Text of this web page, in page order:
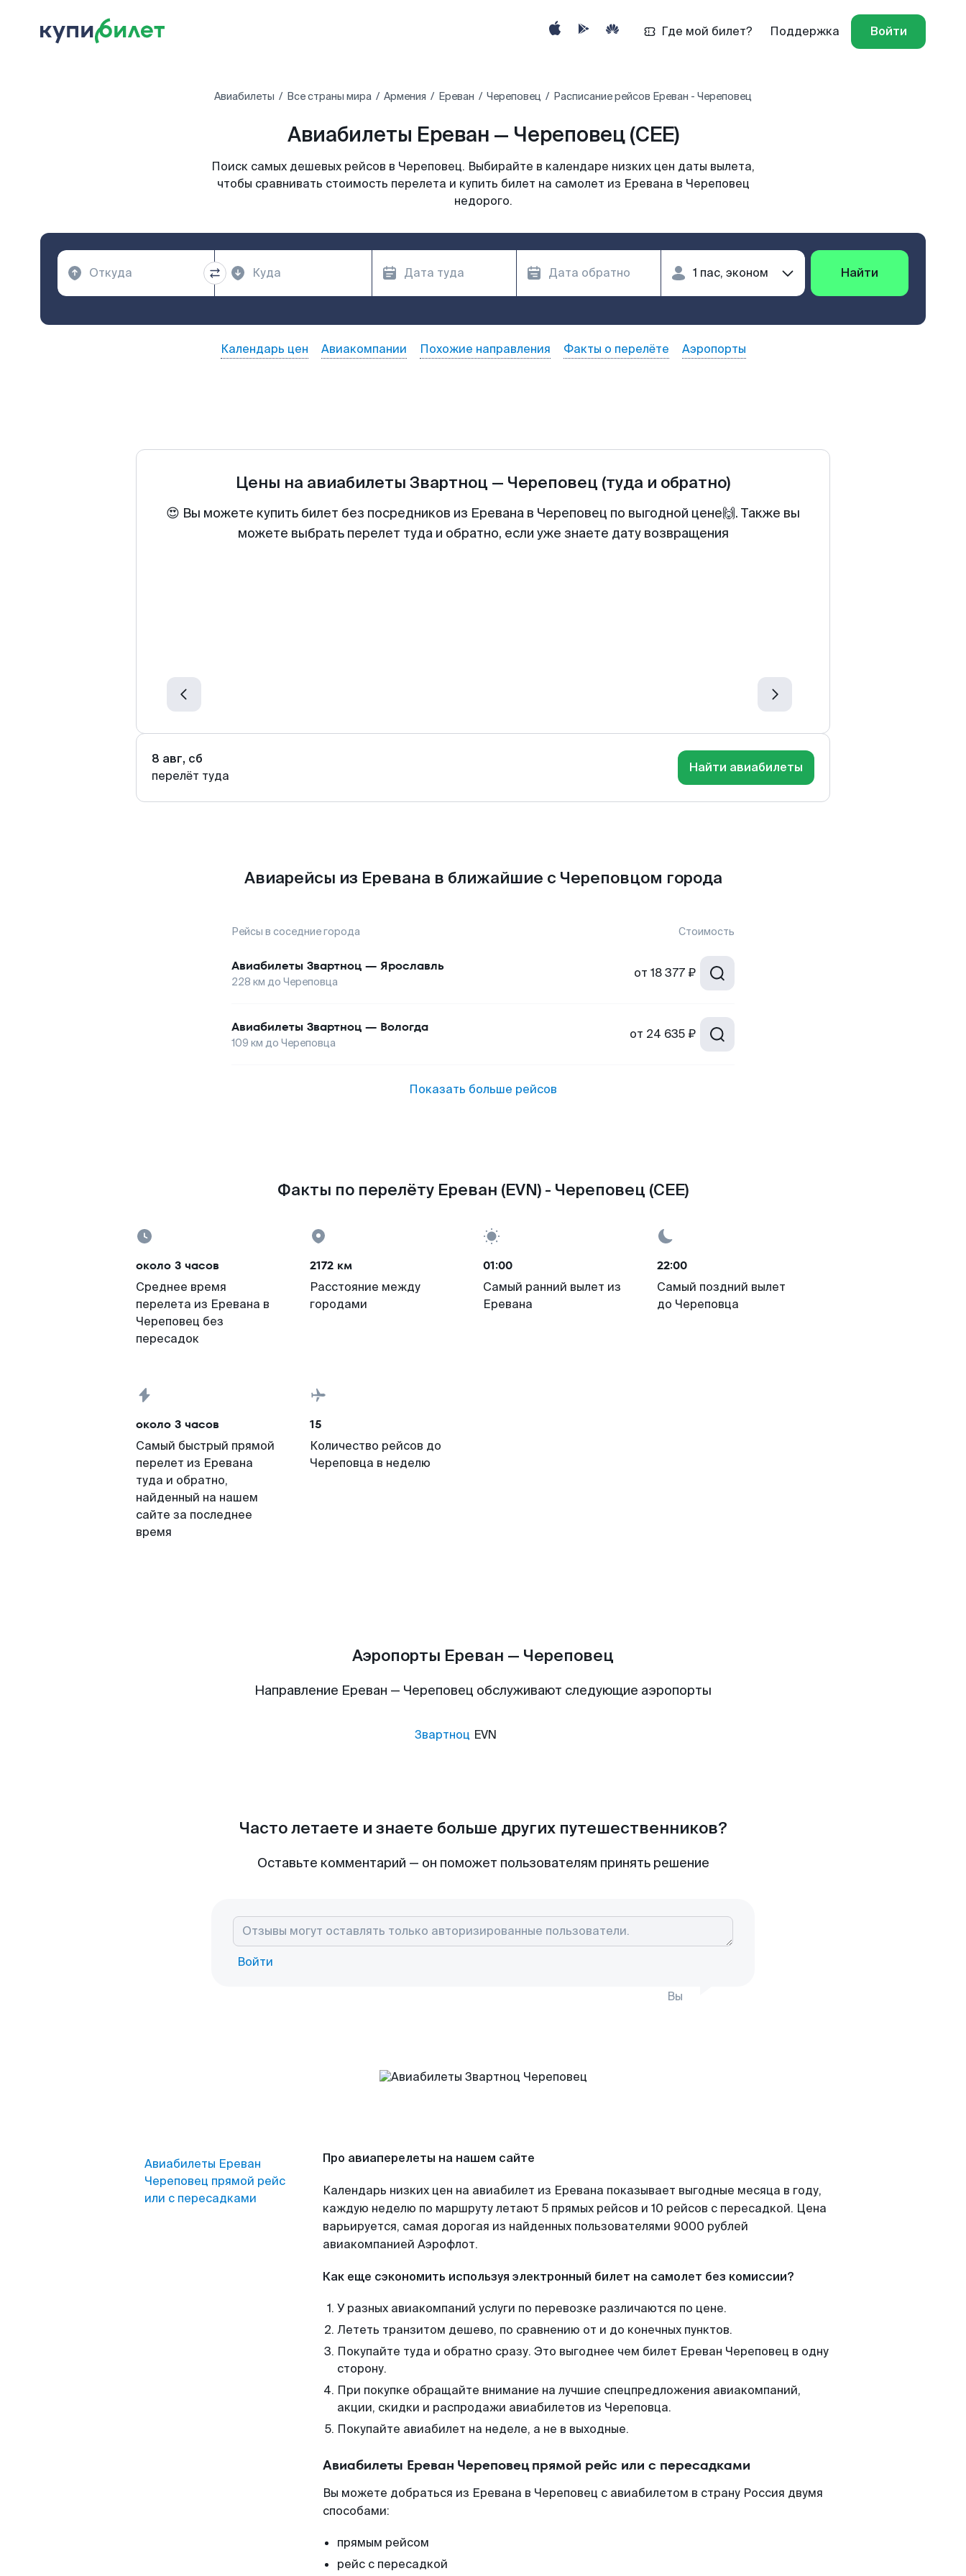
Где мой билет? Поддержка Войти
Авиабилеты Все страны мира Армения Ереван Череповец Расписание рейсов Ереван - Череповец
Авиабилеты Ереван — Череповец (CEE)
Поиск самых дешевых рейсов в Череповец. Выбирайте в календаре низких цен даты вылета,
чтобы сравнивать стоимость перелета и купить билет на самолет из Еревана в Череповец
недорого.
Найти
Календарь цен Авиакомпании Похожие направления Факты о перелёте Аэропорты
Цены на авиабилеты Звартноц — Череповец (туда и обратно)
😍 Вы можете купить билет без посредников из Еревана в Череповец по выгодной цене🙌. Также вы
можете выбрать перелет туда и обратно, если уже знаете дату возвращения
8 авг, сб
перелёт туда
Найти авиабилеты
Авиарейсы из Еревана в ближайшие с Череповцом города
Рейсы в соседние города Стоимость
Авиабилеты Звартноц — Ярославль
228 км до Череповца
от 18 377 ₽
Авиабилеты Звартноц — Вологда
109 км до Череповца
от 24 635 ₽
Показать больше рейсов
Факты по перелёту Ереван (EVN) - Череповец (CEE)
около 3 часов
Среднее время
перелета из Еревана в
Череповец без
пересадок
2172 км
Расстояние между
городами
01:00
Самый ранний вылет из
Еревана
22:00
Самый поздний вылет
до Череповца
около 3 часов
Самый быстрый прямой
перелет из Еревана
туда и обратно,
найденный на нашем
сайте за последнее
время
15
Количество рейсов до
Череповца в неделю
Аэропорты Ереван — Череповец
Направление Ереван — Череповец обслуживают следующие аэропорты
Звартноц EVN
Часто летаете и знаете больше других путешественников?
Оставьте комментарий — он поможет пользователям принять решение
Войти
Вы
Авиабилеты Ереван
Череповец прямой рейс
или с пересадками
Про авиаперелеты на нашем сайте
Календарь низких цен на авиабилет из Еревана показывает выгодные месяца в году,
каждую неделю по маршруту летают 5 прямых рейсов и 10 рейсов с пересадкой. Цена
варьируется, самая дорогая из найденных пользователями 9000 рублей
авиакомпанией Аэрофлот.
Как еще сэкономить используя электронный билет на самолет без комиссии?
У разных авиакомпаний услуги по перевозке различаются по цене.
Лететь транзитом дешево, по сравнению от и до конечных пунктов.
Покупайте туда и обратно сразу. Это выгоднее чем билет Ереван Череповец в одну
сторону.
При покупке обращайте внимание на лучшие спецпредложения авиакомпаний,
акции, скидки и распродажи авиабилетов из Череповца.
Покупайте авиабилет на неделе, а не в выходные.
Авиабилеты Ереван Череповец прямой рейс или с пересадками
Вы можете добраться из Еревана в Череповец с авиабилетом в страну Россия двумя
способами:
прямым рейсом
рейс с пересадкой